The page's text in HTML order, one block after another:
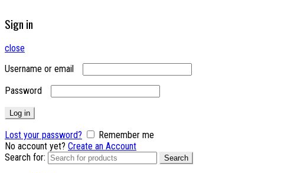
Sign in
close
Username or email
Password
Log in
Lost your password?
Remember me
No account yet? Create an Account
Search for:
Search